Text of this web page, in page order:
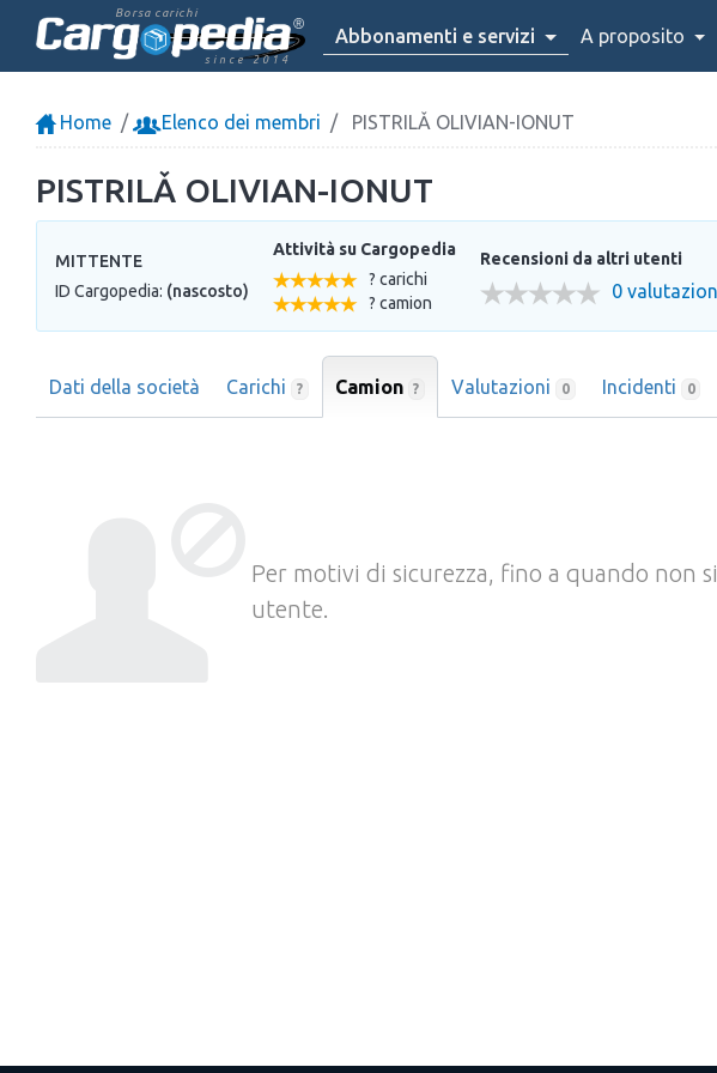
Borsa carichi
since 2014
Abbonamenti e servizi A proposito
Home Elenco dei membri PISTRILǍ OLIVIAN-IONUT
PISTRILǍ OLIVIAN-IONUT
MITTENTE
ID Cargopedia: (nascosto)
Attività su Cargopedia
? carichi
? camion
Recensioni da altri utenti
0
Dati della società Carichi ? Camion ? Valutazioni 0 Incidenti 0
Per motivi di sicurezza, fino a quando non
utente.